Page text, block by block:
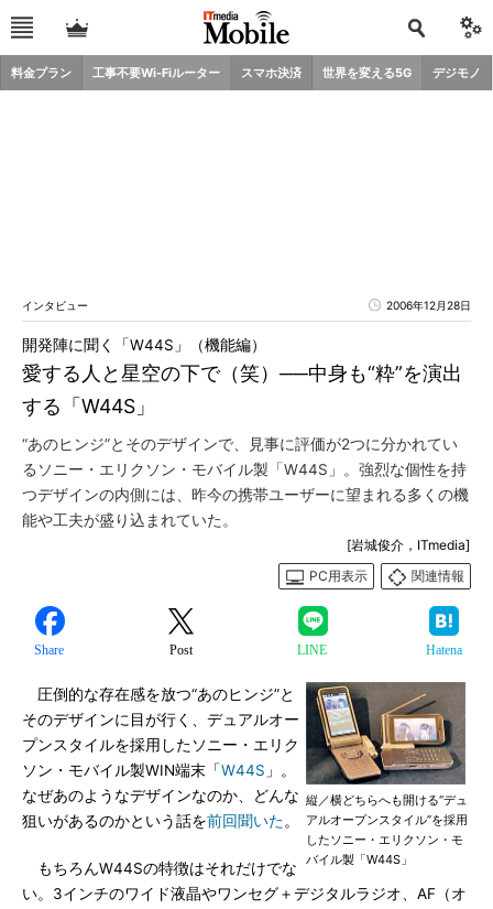
料金プラン 工事不要Wi-Fiルーター スマホ決済 世界を変える5G デジモノ
インタビュー 2006年12月28日
愛する人と星空の下で（笑）──中身も“粋”を演出
する「W44S」
開発陣に聞く「W44S」（機能編）
“あのヒンジ”とそのデザインで、見事に評価が2つに分かれてい
るソニー・エリクソン・モバイル製「W44S」。強烈な個性を持
つデザインの内側には、昨今の携帯ユーザーに望まれる多くの機
能や工夫が盛り込まれていた。
[岩城俊介，ITmedia]
PC用表示
関連情報
Share Post LINE Hatena
縦／横どちらへも開ける“デュ
アルオープンスタイル”を採用
したソニー・エリクソン・モ
バイル製「W44S」
圧倒的な存在感を放つ“あのヒンジ”と
そのデザインに目が行く、デュアルオー
プンスタイルを採用したソニー・エリク
ソン・モバイル製WIN端末「W44S 」。
なぜあのようなデザインなのか、どんな
狙いがあるのかという話を前回聞いた。
もちろんW44Sの特徴はそれだけでな
い。3インチのワイド液晶やワンセグ＋デジタルラジオ、AF（オ